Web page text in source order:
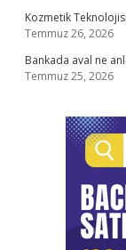
Kozmetik
Temmuz 26, 2026
Bankada aval ne
Temmuz 25, 2026